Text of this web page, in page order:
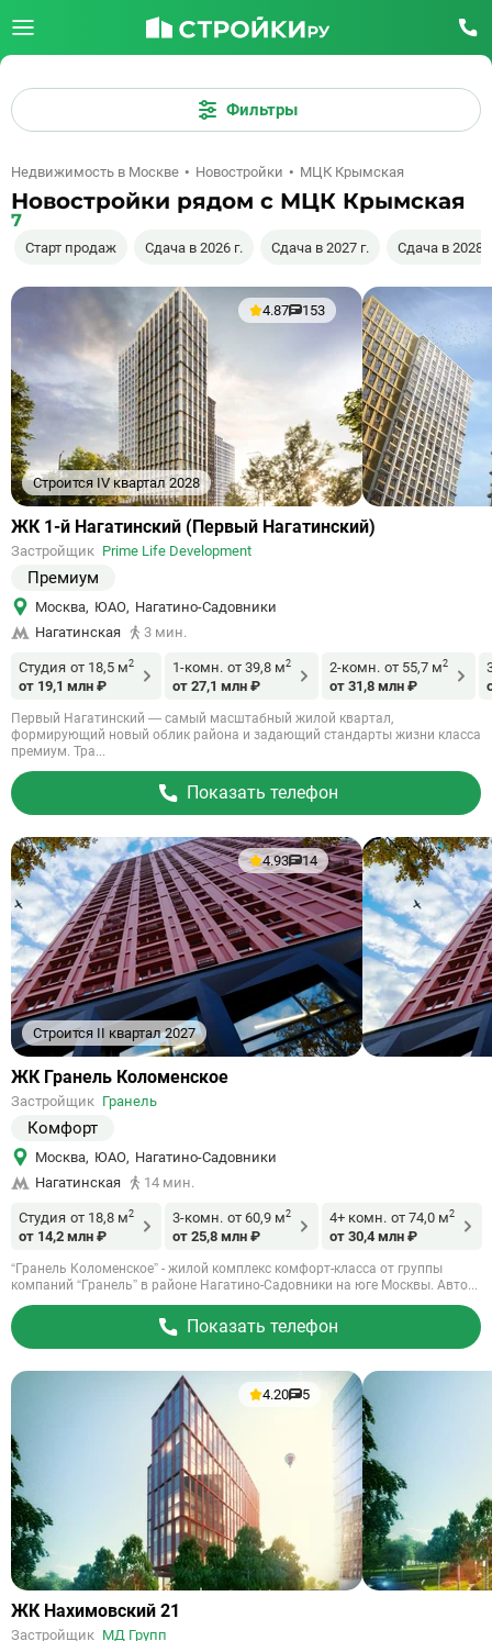
Фильтры
Недвижимость в Москве Новостройки МЦК Крымская
Новостройки рядом с МЦК Крымская
7
Старт продаж Сдача в 2026 г. Сдача в 2027 г. Сдача в 2028
Строится IV квартал 2028
4.87 153
Ссылка
объект
ЖК 1-й Нагатинский (Первый Нагатинский)
Застройщик Prime Life Development
Премиум
Москва, ЮАО, Нагатино-Садовники
Нагатинская
3 мин.
Студия от 18,5 м2
от 19,1 млн ₽
1-комн. от 39,8 м2
от 27,1 млн ₽
2-комн. от 55,7 м2
от 31,8 млн ₽
Первый Нагатинский — самый масштабный жилой квартал,
формирующий новый облик района и задающий стандарты жизни класса
премиум. Тра...
Показать телефон
Строится II квартал 2027
4.93 14
Ссылка
объект
ЖК Гранель Коломенское
Застройщик Гранель
Комфорт
Москва, ЮАО, Нагатино-Садовники
Нагатинская
14 мин.
Студия от 18,8 м2
от 14,2 млн ₽
3-комн. от 60,9 м2
от 25,8 млн ₽
4+ комн. от 74,0 м2
от 30,4 млн ₽
“Гранель Коломенское” - жилой комплекс комфорт-класса от группы
компаний “Гранель” в районе Нагатино-Садовники на юге Москвы. Авто...
Показать телефон
4.20 5
Ссылка
ЖК Нахимовский 21
Застройщик МД Групп